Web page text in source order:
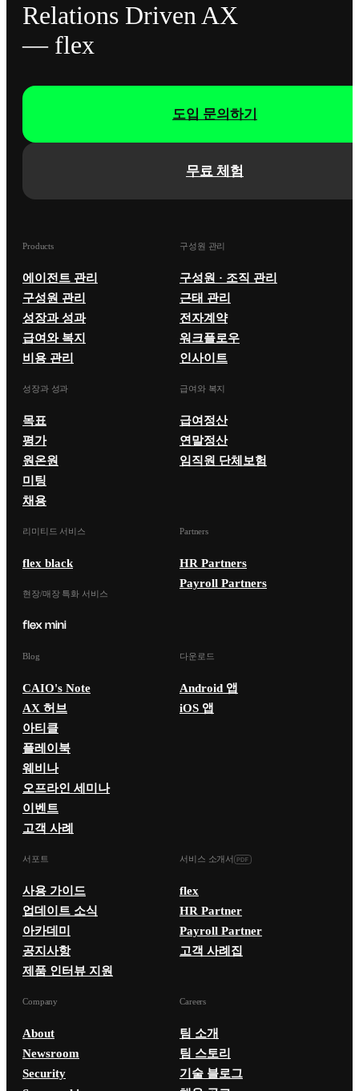
Relations Driven AX
— flex
무료 체험
도입 문의하기
Products
에이전트 관리
구성원 관리
성장과 성과
급여와 복지
비용 관리
구성원 관리
구성원 · 조직 관리
근태 관리
전자계약
워크플로우
인사이트
성장과 성과
목표
평가
원온원
미팅
채용
급여와 복지
급여정산
연말정산
임직원 단체보험
리미티드 서비스
flex black
현장/매장 특화 서비스
Partners
HR Partners
Payroll Partners
Blog
CAIO's Note
AX 허브
아티클
플레이북
웨비나
오프라인 세미나
이벤트
고객 사례
다운로드
Android 앱
iOS 앱
서포트
사용 가이드
업데이트 소식
아카데미
공지사항
제품 인터뷰 지원
서비스 소개서
flex
HR Partner
Payroll Partner
고객 사례집
Company
About
Newsroom
Security
Careers
팀 소개
팀 스토리
기술 블로그